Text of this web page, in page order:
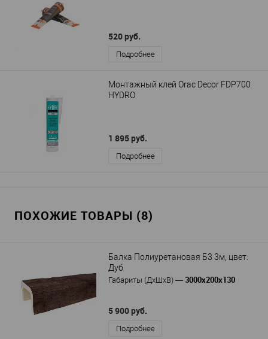
520 руб.
Подробнее
Монтажный клей Orac Decor FDP700
HYDRO
1 895 руб.
Подробнее
ПОХОЖИЕ ТОВАРЫ (8)
Балка Полиуретановая Б3 3м, цвет:
Дуб
Габариты (ДхШхВ) — 3000х200х130
5 900 руб.
Подробнее